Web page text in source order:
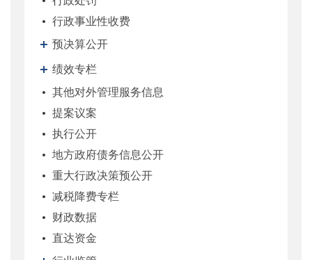
行政事业性收费
预决算公开
绩效专栏
其他对外管理服务信息
提案议案
执行公开
地方政府债务信息公开
重大行政决策预公开
减税降费专栏
财政数据
直达资金